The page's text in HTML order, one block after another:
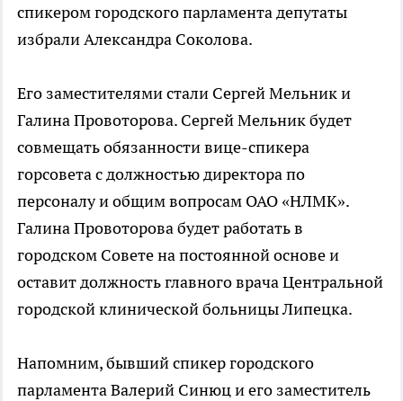
спикером городского парламента депутаты
избрали Александра Соколова.
Его заместителями стали Сергей Мельник и
Галина Провоторова. Сергей Мельник будет
совмещать обязанности вице-спикера
горсовета с должностью директора по
персоналу и общим вопросам ОАО «НЛМК».
Галина Провоторова будет работать в
городском Совете на постоянной основе и
оставит должность главного врача Центральной
городской клинической больницы Липецка.
Напомним, бывший спикер городского
парламента Валерий Синюц и его заместитель